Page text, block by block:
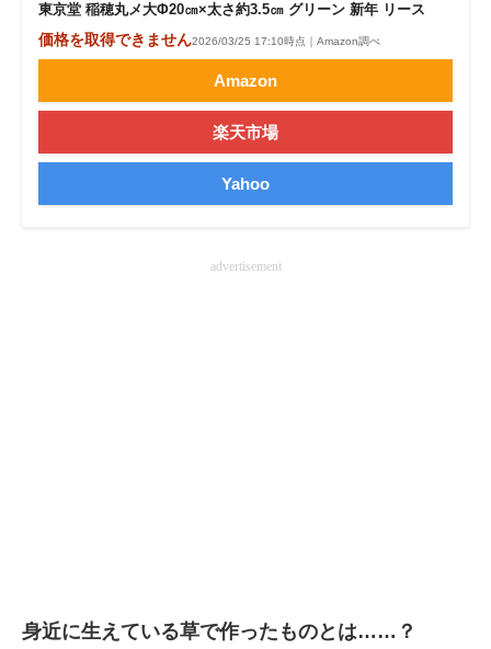
東京堂 稲穂丸メ大Φ20㎝×太さ約3.5㎝ グリーン 新年 リース
価格を取得できません2026/03/25 17:10時点｜Amazon調べ
Amazon
楽天市場
Yahoo
advertisement
身近に生えている草で作ったものとは……？